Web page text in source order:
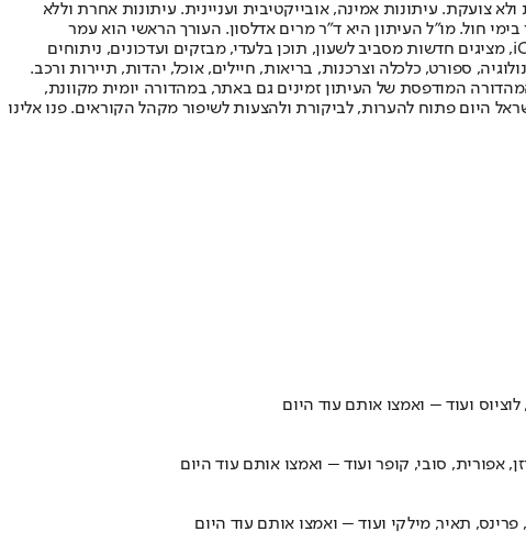
צועקת. עיתונות אמינה, אובייקטיבית ועניינית. עיתונות אחרת וללא
שיעור החשיפה הגבוה ביותר בימי חול. מו"ל העיתון היא ד"ר מרים אדלסון. העורך הראשי הוא עמר
לחמנוביץ, והעורך המייסד הוא עמוס רגב. אתרי האינטרנט של "ישראל היום" בעברית ובאנגלית, כמו כן היישומונים (אפליקציות) לאנדרואיד ול-iOS, מציגים חדשות מסביב לשעון, תוכן בלעדי, מבזקים ועדכונים, ניתוחים
ספורט, כלכלה וצרכנות, בריאות, חיילים, אוכל, יהדות, תיירות ורכב.
המודפסת של העיתון זמינים גם באתר, במהדורה יומית מקוונת,
היום פתוח להערות, לביקורת ולהצעות לשיפור מקהל הקוראים. פנו אלינו
ועוד – ואמצו אותם עוד היום
אפורית, סובי, קופר ועוד – ואמצו אותם עוד היום
תאיר, מילקי ועוד – ואמצו אותם עוד היום